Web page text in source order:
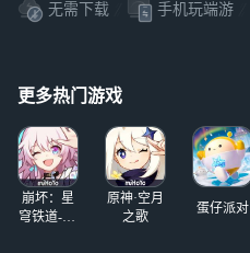
无需下载 手机玩端游
更多热门游戏
崩坏：星
穹铁道-4.4
原神·空月
之歌
蛋仔派对